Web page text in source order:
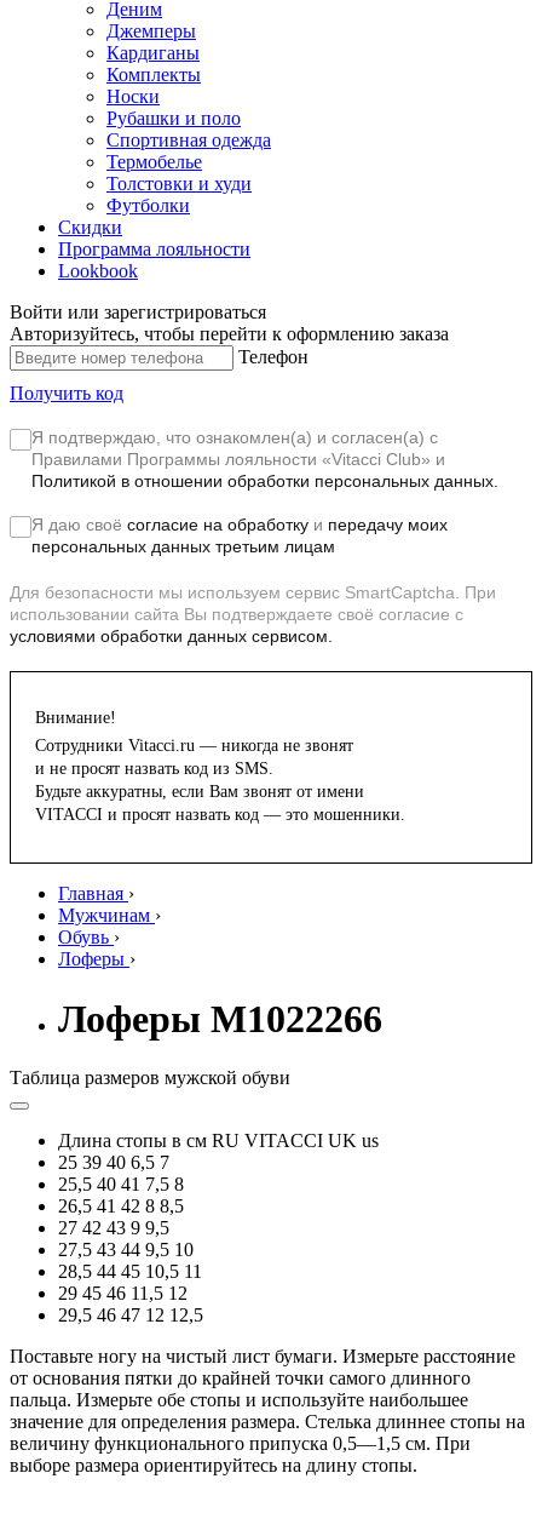
Деним
Джемперы
Кардиганы
Комплекты
Носки
Рубашки и поло
Спортивная одежда
Термобелье
Толстовки и худи
Футболки
Скидки
Программа лояльности
Lookbook
Войти или зарегистрироваться
Авторизуйтесь, чтобы перейти к оформлению заказа
Телефон
Получить код
Я подтверждаю, что ознакомлен(а) и согласен(а) с
Правилами Программы лояльности «Vitacci Club» и
Политикой в отношении обработки персональных данных.
Я даю своё согласие на обработку и передачу моих
персональных данных третьим лицам
Для безопасности мы используем сервис SmartCaptcha. При
использовании сайта Вы подтверждаете своё согласие с
условиями обработки данных сервисом.
Внимание!
Сотрудники Vitacci.ru — никогда не звонят
и не просят назвать код из SMS.
Будьте аккуратны, если Вам звонят от имени
VITACCI и просят назвать код — это мошенники.
Главная ›
Мужчинам ›
Обувь ›
Лоферы ›
Лоферы M1022266
Таблица размеров мужской обуви
Длина стопы в см RU VITACCI UK us
25 39 40 6,5 7
25,5 40 41 7,5 8
26,5 41 42 8 8,5
27 42 43 9 9,5
27,5 43 44 9,5 10
28,5 44 45 10,5 11
29 45 46 11,5 12
29,5 46 47 12 12,5
Поставьте ногу на чистый лист бумаги. Измерьте расстояние
от основания пятки до крайней точки самого длинного
пальца. Измерьте обе стопы и используйте наибольшее
значение для определения размера. Стелька длиннее стопы на
величину функционального припуска 0,5—1,5 см. При
выборе размера ориентируйтесь на длину стопы.